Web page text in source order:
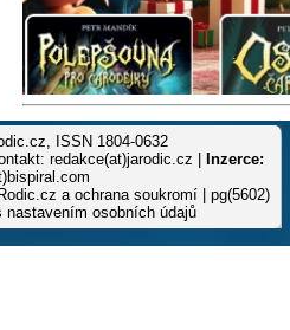
ISSN 1804-0632
redakce(at)jarodic.cz |
Inzerce:
a ochrana soukromí | pg(5602)
nastavením osobních údajů